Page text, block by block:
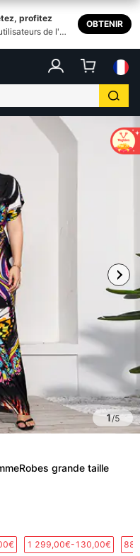
profitez
de l'ap
OBTENIR
1/5
grande taille
1 299,00€-130,00€